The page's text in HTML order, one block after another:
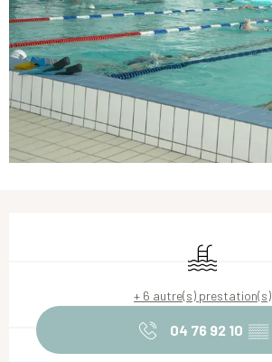
Piscine
+ 6 autre(s) prestation(s)
04 76 92 10 ▒▒